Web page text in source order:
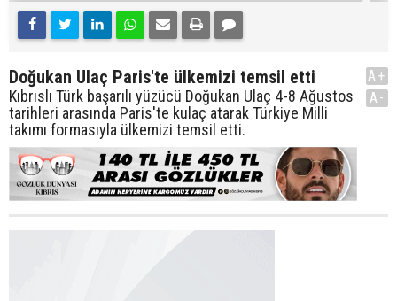
Doğukan Ulaç Paris'te ülkemizi temsil etti
Kıbrıslı Türk başarılı yüzücü Doğukan Ulaç 4-8 Ağustos
tarihleri arasında Paris'te kulaç atarak Türkiye Milli
takımı formasıyla ülkemizi temsil etti.
A+
A-